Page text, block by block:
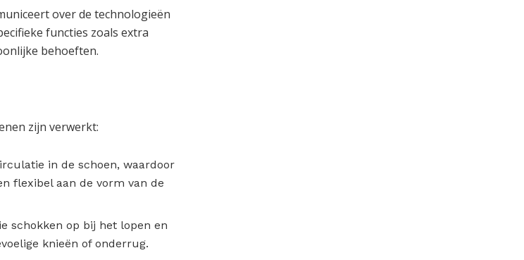
over de technologieën
functies zoals extra
behoeften.
zijn verwerkt:
in de schoen, waardoor
flexibel aan de vorm van de
schokken op bij het lopen en
knieën of onderrug.